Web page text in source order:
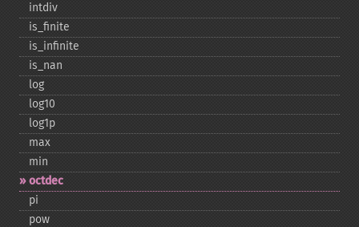
intdiv
is_​finite
is_​infinite
is_​nan
log
log10
log1p
max
min
octdec
pi
pow